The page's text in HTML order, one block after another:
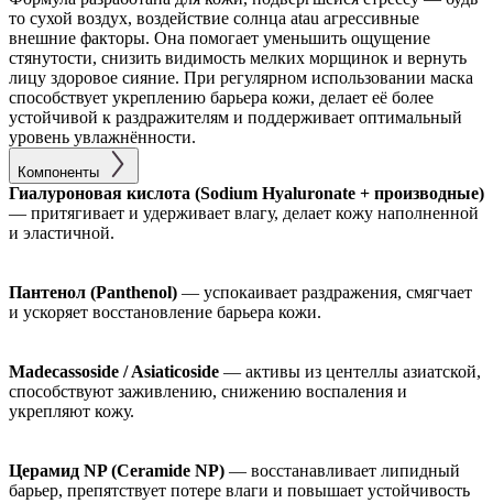
то сухой воздух, воздействие солнца atau агрессивные
внешние факторы. Она помогает уменьшить ощущение
стянутости, снизить видимость мелких морщинок и вернуть
лицу здоровое сияние. При регулярном использовании маска
способствует укреплению барьера кожи, делает её более
устойчивой к раздражителям и поддерживает оптимальный
уровень увлажнённости.
Компоненты
Гиалуроновая кислота (Sodium Hyaluronate + производные)
— притягивает и удерживает влагу, делает кожу наполненной
и эластичной.
Пантенол (Panthenol) — успокаивает раздражения, смягчает
и ускоряет восстановление барьера кожи.
Madecassoside / Asiaticoside — активы из центеллы азиатской,
способствуют заживлению, снижению воспаления и
укрепляют кожу.
Церамид NP (Ceramide NP) — восстанавливает липидный
барьер, препятствует потере влаги и повышает устойчивость